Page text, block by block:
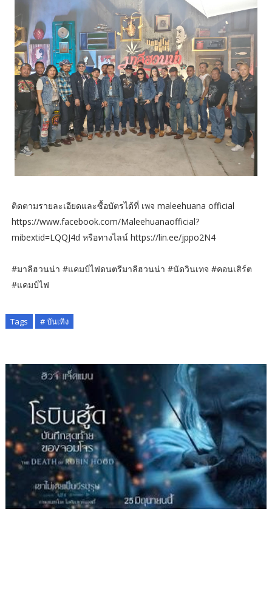
ติดตามรายละเอียดและซื้อบัตรได้ที่ เพจ maleehuana official
https://www.facebook.com/Maleehuanaofficial?
mibextid=LQQJ4d หรือทางไลน์ https://lin.ee/jppo2N4
#มาลีฮวนน่า #แคมป์ไฟดนตรีมาลีฮวนน่า #นัดวินเทจ #คอนเสิร์ต
#แคมป์ไฟ
Tags # บันเทิง